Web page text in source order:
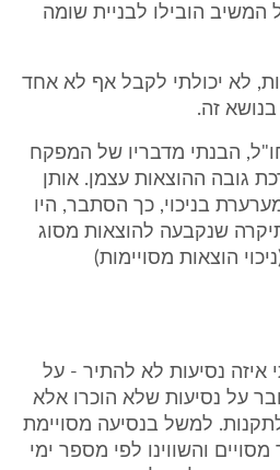
המשיב הובילו לבניית שומה
לא יכולתי לקבל אף לא אחד
זה.
הבנתי מדבריו של המפקח
גובה ההוצאות עצמן. אותן
בניכוי, כך הסתבר, היו
שנקבעה להוצאות מסוג
הוצאות מסויימות)
נסיעות לא להתיר - על
על נסיעות שלא הוכרו אלא
למשל בנסיעה מסויימת
והשווינו לפי מספר ימי